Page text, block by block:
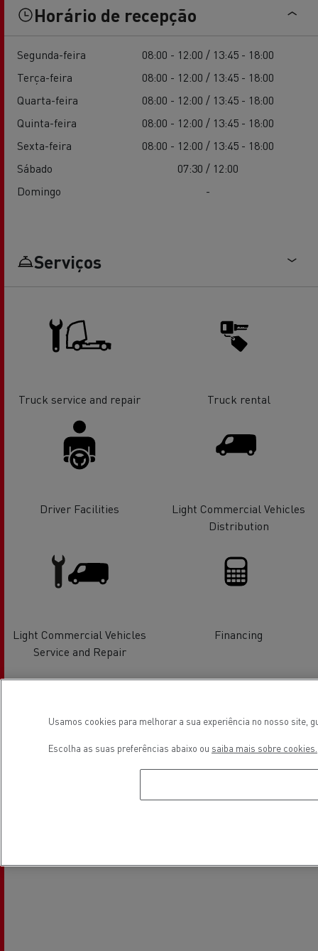
Horário de recepção
Segunda-feira
08:00 - 12:00 / 13:45 - 18:00
Terça-feira
08:00 - 12:00 / 13:45 - 18:00
Quarta-feira
08:00 - 12:00 / 13:45 - 18:00
Quinta-feira
08:00 - 12:00 / 13:45 - 18:00
Sexta-feira
08:00 - 12:00 / 13:45 - 18:00
Sábado
07:30 / 12:00
Domingo
-
Serviços
Truck service and repair Truck rental
Driver Facilities
Light Commercial Vehicles
Distribution
Light Commercial Vehicles
Service and Repair
Financing
Usamos cookies para melhorar a sua experiência no nosso site,
Escolha as suas preferências abaixo ou saiba mais sobre cookies.